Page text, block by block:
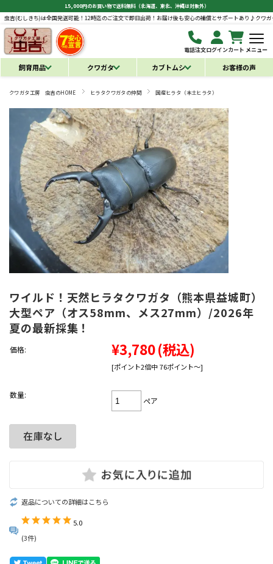
15,000円のお買い物で送料無料（北海道、東北、沖縄は対象外）
クワガタ工房 虫吉(むしき
送可能！12時迄のご注文で即日出荷！お届け後も安心の補償とサポートあり♪
電話注文ログインカート メニュー
飼育用品 クワガタ カブトムシ お客様の声
クワガタ工房 虫吉のHOME ヒラタクワガタの仲間 国産ヒラタ（本土ヒラタ）
ワイルド！天然ヒラタクワガタ（熊本県益城町）
大型ペア（オス58mm、メス27mm）/2026年
夏の最新採集！
価格: ¥3,780(税込)
[ポイント2倍中 76ポイント～]
数量:
ペア
返品についての詳細はこちら
5.0
(3件)